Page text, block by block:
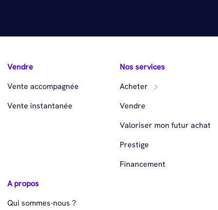
Vendre
Vente accompagnée
Vente instantanée
Nos services
Acheter
Vendre
Valoriser mon futur achat
Prestige
Financement
A propos
Qui sommes-nous ?